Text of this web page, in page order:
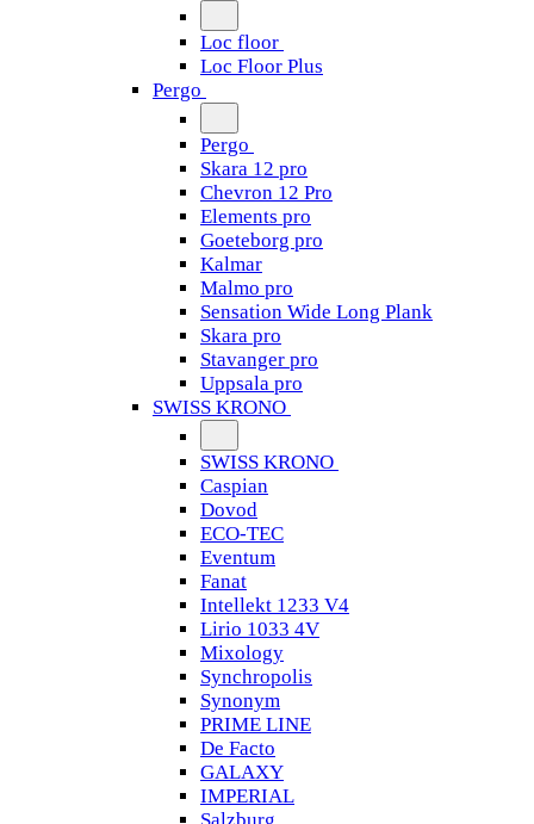
Loc floor
Loc Floor Plus
Pergo
Pergo
Skara 12 pro
Chevron 12 Pro
Elements pro
Goeteborg pro
Kalmar
Malmo pro
Sensation Wide Long Plank
Skara pro
Stavanger pro
Uppsala pro
SWISS KRONO
SWISS KRONO
Caspian
Dovod
ECO-TEC
Eventum
Fanat
Intellekt 1233 V4
Lirio 1033 4V
Mixology
Synchropolis
Synonym
PRIME LINE
De Facto
GALAXY
IMPERIAL